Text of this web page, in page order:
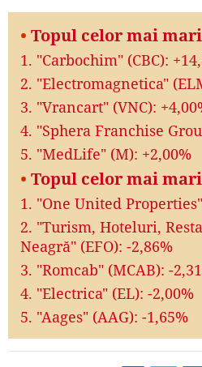
• Topul celor mai
1. "Carbochim" (CBC):
2. "Electromagnetica"
3. "Vrancart" (VNC):
4. "Sphera Franchise
5. "MedLife" (M): +2,00%
• Topul celor mai
1. "One United
2. "Turism, Hoteluri,
Neagră" (EFO): -2,86%
3. "Romcab" (MCAB): -
4. "Electrica" (EL): -2,00%
5. "Aages" (AAG): -1,65%